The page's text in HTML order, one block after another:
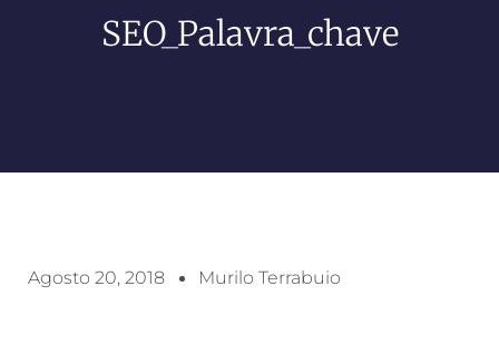
SEO_Palavra_chave
Agosto 20, 2018 Murilo Terrabuio